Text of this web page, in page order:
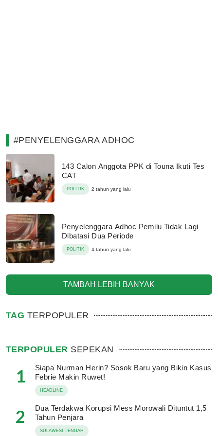
#PENYELENGGARA ADHOC
143 Calon Anggota PPK di Touna Ikuti Tes
CAT
POLITIK 2 tahun yang lalu
Penyelenggara Adhoc Pemilu Tidak Lagi
Dibatasi Dua Periode
POLITIK 4 tahun yang lalu
TAMBAH LEBIH BANYAK
TAG TERPOPULER
TERPOPULER SEPEKAN
1
Siapa Nurman Herin? Sosok Baru yang Bikin Kasus
Febrie Makin Ruwet!
HEADLINE
2
Dua Terdakwa Korupsi Mess Morowali Dituntut 1,5
Tahun Penjara
SULAWESI TENGAH